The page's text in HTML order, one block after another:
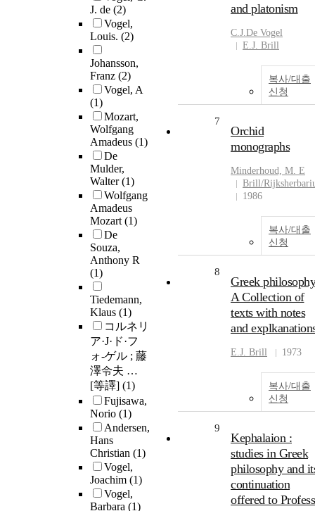
J. de (2)
Vogel,
Louis. (2)
Johansson,
Franz (2)
Vogel, A
(1)
Mozart,
Wolfgang
Amadeus (1)
De
Mulder,
Walter(1)
Wolfgang
Amadeus
Mozart(1)
De
Souza,
Anthony R
(1)
Tiedemann,
Klaus (1)
コルネリ
ア·J·ド·フ
ォ-ゲル ; 藤
澤令夫 …
[等譯] (1)
Fujisawa,
Norio (1)
Andersen,
Hans
Christian (1)
Vogel,
Joachim (1)
Vogel,
Barbara (1)
and platonism
C.J.De Vogel
E.J. Brill
복사/대출
신청
7
Orchid
monographs
Minderhoud, M. E
Brill/
1986
복사/대출
신청
8
Greek
A Collection of
texts with notes
and
E.J. Brill 1973
복사/대출
신청
9
Kephalaion :
studies in Greek
philosophy and
continuation
offered to